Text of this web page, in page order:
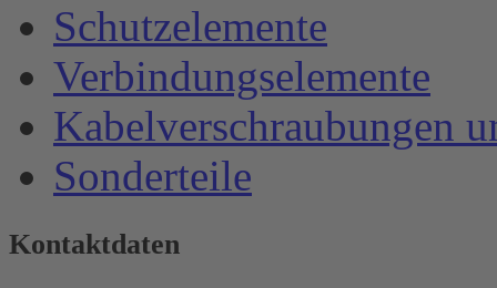
Schutzelemente
Verbindungselemente
Kabelverschraubungen
Sonderteile
Kontaktdaten